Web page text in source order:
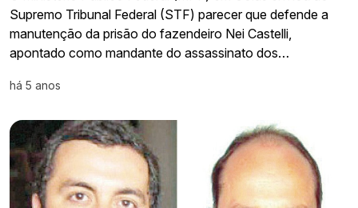
Supremo Tribunal Federal (STF) parecer que defende a
manutenção da prisão do fazendeiro Nei Castelli,
apontado como mandante do assassinato dos…
há 5 anos